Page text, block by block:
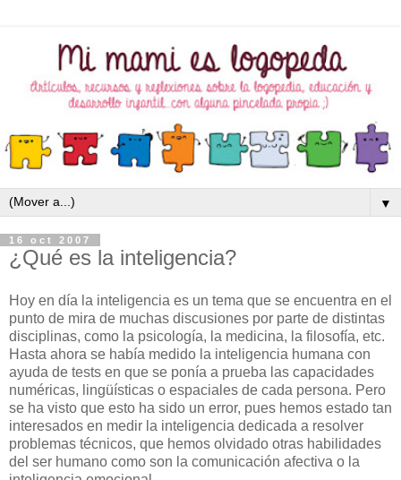
▼
16 oct 2007
¿Qué es la inteligencia?
Hoy en día la inteligencia es un tema que se encuentra en el
punto de mira de muchas discusiones por parte de distintas
disciplinas, como la psicología, la medicina, la filosofía, etc.
Hasta ahora se había medido la inteligencia humana con
ayuda de tests en que se ponía a prueba las capacidades
numéricas, lingüísticas o espaciales de cada persona. Pero
se ha visto que esto ha sido un error, pues hemos estado tan
interesados en medir la inteligencia dedicada a resolver
problemas técnicos, que hemos olvidado otras habilidades
del ser humano como son la comunicación afectiva o la